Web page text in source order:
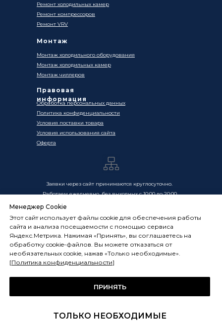
Цены, указанные на сайте, носят информационный
характер и не являются публичной офертой в смысле
ст. 437 ГК РФ. Окончательная стоимость товаров и услуг
определяется индивидуально и фиксируется в
Спецификации. Условия оказания услуг определяются
публичной офертой, размещённой по адресу:
Заявки через сайт принимаются круглосуточно.
Работаем ежедневно, без выходных с 10:00 до 20:00
Обработка персональных данных
Политика конфиденциальности
Условия поставки товара
Оферта
Условия использования сайта
Ремонт холодильных камер
Ремонт компрессоров
Ремонт VRV
Монтаж
Правовая
информация
Монтаж холодильного оборудования
Монтаж чиллеров
Монтаж холодильных камер
Менеджер Cookie
Этот сайт использует файлы cookie для обеспечения работы
сайта и анализа посещаемости с помощью сервиса
Яндекс.Метрика. Нажимая «Принять», вы соглашаетесь на
обработку cookie-файлов. Вы можете отказаться от
необязательных cookie, нажав «Только необходимые».
[Политика конфиденциальности]
ПРИНЯТЬ
ТОЛЬКО НЕОБХОДИМЫЕ